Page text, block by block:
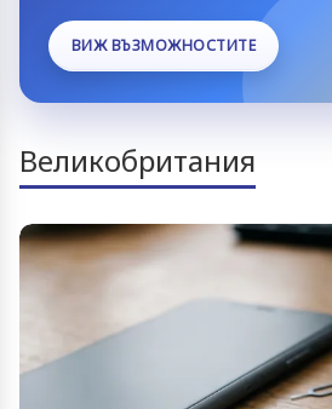
ВИЖ ВЪЗМОЖНОСТИТЕ
Великобритания